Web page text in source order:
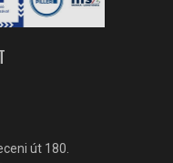
út 180.